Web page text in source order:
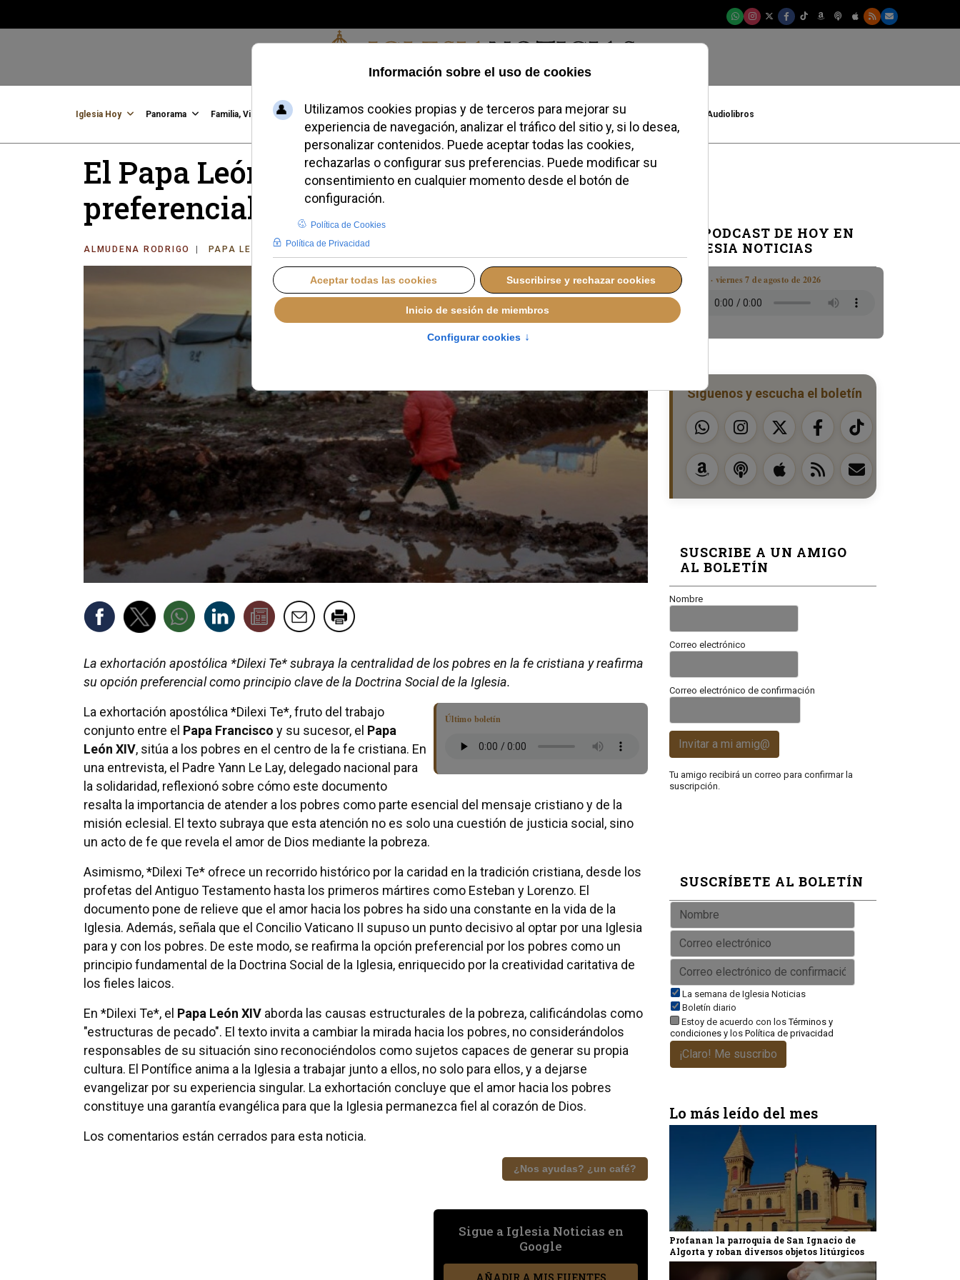
Viernes, 07 de agosto de 2026
Iglesia Hoy Panorama Familia, Vida, Identidad Credofobiómetro Blogs Temas Buscar #JovenesConFe Podcast Audiolibros
El Papa León XIV destaca la opción
preferencial por los pobres en Dilexi Te
ALMUDENA RODRIGO PAPA LEÓN XIV VIERNES, 14 NOVIEMBRE 2025 17:58
La exhortación apostólica *Dilexi Te* subraya la centralidad de los pobres en la fe cristiana y reafirma
su opción preferencial como principio clave de la Doctrina Social de la Iglesia.
Último boletín
La exhortación apostólica *Dilexi Te*, fruto del trabajo
conjunto entre el Papa Francisco y su sucesor, el Papa
León XIV, sitúa a los pobres en el centro de la fe cristiana. En
una entrevista, el Padre Yann Le Lay, delegado nacional para
la solidaridad, reflexionó sobre cómo este documento
resalta la importancia de atender a los pobres como parte esencial del mensaje cristiano y de la
misión eclesial. El texto subraya que esta atención no es solo una cuestión de justicia social, sino
un acto de fe que revela el amor de Dios mediante la pobreza.
Asimismo, *Dilexi Te* ofrece un recorrido histórico por la caridad en la tradición cristiana, desde los
profetas del Antiguo Testamento hasta los primeros mártires como Esteban y Lorenzo. El
documento pone de relieve que el amor hacia los pobres ha sido una constante en la vida de la
Iglesia. Además, señala que el Concilio Vaticano II supuso un punto decisivo al optar por una Iglesia
para y con los pobres. De este modo, se reafirma la opción preferencial por los pobres como un
principio fundamental de la Doctrina Social de la Iglesia, enriquecido por la creatividad caritativa de
los fieles laicos.
En *Dilexi Te*, el Papa León XIV aborda las causas estructurales de la pobreza, calificándolas como
"estructuras de pecado". El texto invita a cambiar la mirada hacia los pobres, no considerándolos
responsables de su situación sino reconociéndolos como sujetos capaces de generar su propia
cultura. El Pontífice anima a la Iglesia a trabajar junto a ellos, no solo para ellos, y a dejarse
evangelizar por su experiencia singular. La exhortación concluye que el amor hacia los pobres
constituye una garantía evangélica para que la Iglesia permanezca fiel al corazón de Dios.
Los comentarios están cerrados para esta noticia.
¿Nos ayudas? ¿un café?
Sigue a Iglesia Noticias en
Google
EL PODCAST DE HOY EN
IGLESIA NOTICIAS
Boletín · viernes 7 de agosto de 2026
Síguenos y escucha el boletín
SUSCRIBE A UN AMIGO
AL BOLETÍN
Nombre
Correo electrónico
Correo electrónico de confirmación
Invitar a mi amig@
Tu amigo recibirá un correo para confirmar la
suscripción.
SUSCRÍBETE AL BOLETÍN
La semana de Iglesia Noticias
Boletín diario
Estoy de acuerdo con losTérminos y
condiciones y los Política de privacidad
¡Claro! Me suscribo
Lo más leído del mes
Profanan la parroquia de San Ignacio de
Algorta y roban diversos objetos litúrgicos